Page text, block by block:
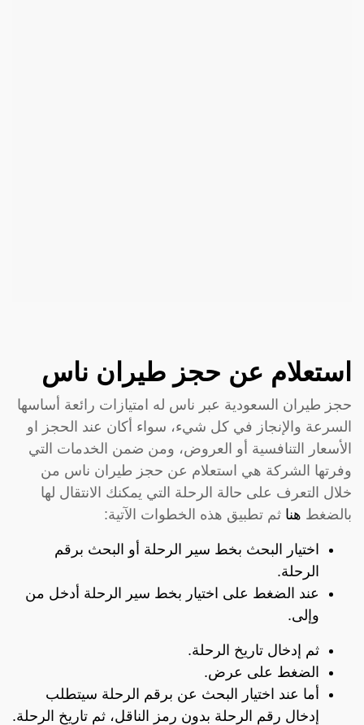
استعلام عن حجز طيران ناس
حجز طيران السعودية عبر ناس له امتيازات رائعة أساسها
السرعة والإنجاز في كل شيء، سواء أكان عند الحجز او
الأسعار التنافسية أو العروض، ومن ضمن الخدمات التي
وفرتها الشركة هي استعلام عن حجز طيران ناس من
خلال التعرف على حالة الرحلة التي يمكنك الانتقال لها
بالضغط هنا ثم تطبيق هذه الخطوات الآتية:
اختيار البحث بخط سير الرحلة أو البحث برقم
الرحلة.
عند الضغط على اختيار بخط سير الرحلة أدخل من
وإلى.
ثم إدخال تاريخ الرحلة.
الضغط على عرض.
أما عند اختيار البحث عن برقم الرحلة سيتطلب
إدخال رقم الرحلة بدون رمز الناقل، ثم تاريخ الرحلة.